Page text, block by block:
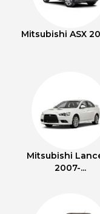
Mitsubishi ASX
Mitsubishi
2007-...